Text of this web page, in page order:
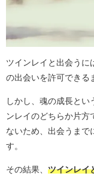
ツインレイと出会うに
の出会いを許可できる
しかし、魂の成長とい
ンレイのどちらか片方
ないため、出会うまで
す。
その結果、 ツインレイ